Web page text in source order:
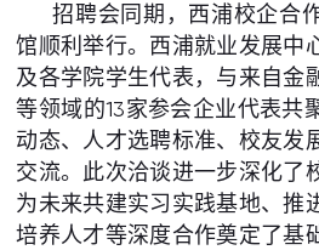
招聘会同期，西浦校企合
馆顺利举行。西浦就业发展中
及各学院学生代表，与来自金
等领域的13家参会企业代表共
动态、人才选聘标准、校友发
交流。此次洽谈进一步深化了
为未来共建实习实践基地、推
培养人才等深度合作奠定了基